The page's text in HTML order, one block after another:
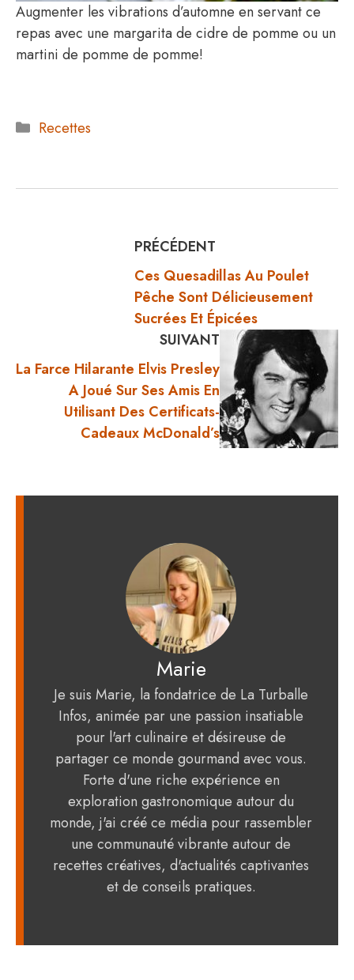
Augmenter les vibrations d’automne en servant ce
repas avec une margarita de cidre de pomme ou un
martini de pomme de pomme!
Catégories
Recettes
PRÉCÉDENT
Ces Quesadillas Au Poulet
Pêche Sont Délicieusement
Sucrées Et Épicées
SUIVANT
La Farce Hilarante Elvis Presley
A Joué Sur Ses Amis En
Utilisant Des Certificats-
Cadeaux McDonald’s
Marie
Je suis Marie, la fondatrice de La Turballe
Infos, animée par une passion insatiable
pour l'art culinaire et désireuse de
partager ce monde gourmand avec vous.
Forte d'une riche expérience en
exploration gastronomique autour du
monde, j'ai créé ce média pour rassembler
une communauté vibrante autour de
recettes créatives, d'actualités captivantes
et de conseils pratiques.